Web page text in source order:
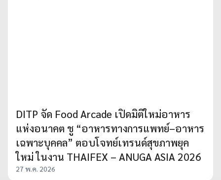
DITP จัด Food Arcade เปิดมิติใหม่อาหาร
แห่งอนาคต ชู “อาหารทางการแพทย์–อาหาร
เฉพาะบุคคล” ตอบโจทย์เทรนด์สุขภาพยุค
ใหม่ ในงาน THAIFEX – ANUGA ASIA 2026
27 พ.ค. 2026